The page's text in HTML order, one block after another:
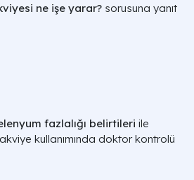
ne işe yarar? sorusuna yanıt
fazlalığı belirtileri ile
kullanımında doktor kontrolü